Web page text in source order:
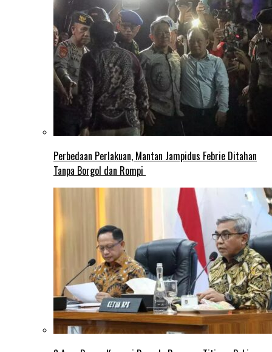
Perbedaan Perlakuan, Mantan Jampidus Febrie Ditahan
Tanpa Borgol dan Rompi